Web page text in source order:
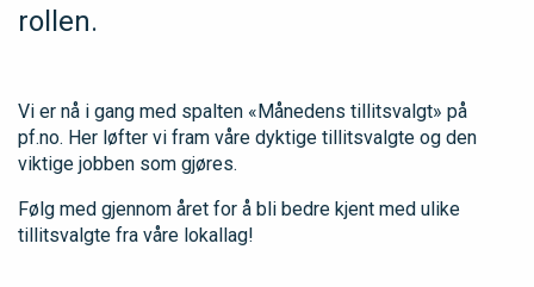
rollen.
Vi er nå i gang med spalten «Månedens tillitsvalgt» på
pf.no. Her løfter vi fram våre dyktige tillitsvalgte og den
viktige jobben som gjøres.
Følg med gjennom året for å bli bedre kjent med ulike
tillitsvalgte fra våre lokallag!